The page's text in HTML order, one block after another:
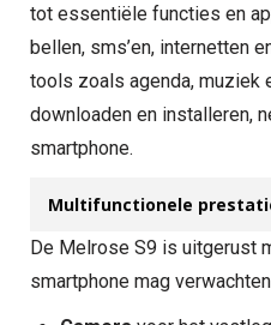
tot essentiële functies en
bellen, sms’en, internetten
tools zoals agenda, muziek
downloaden en installeren,
smartphone.
Multifunctionele
De Melrose S9 is uitgerust
smartphone mag